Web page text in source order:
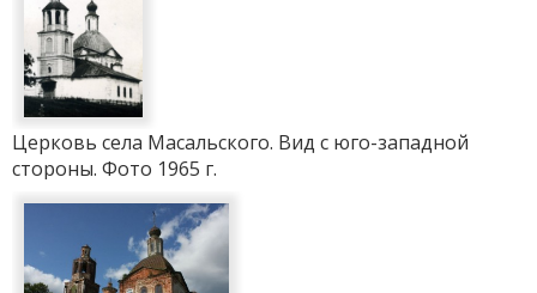
Церковь села Масальского. Вид с юго-западной
стороны. Фото 1965 г.